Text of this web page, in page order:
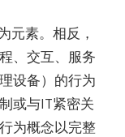
元素。相反，
、交互、服务
设备）的行为
或与IT紧密关
为概念以完整